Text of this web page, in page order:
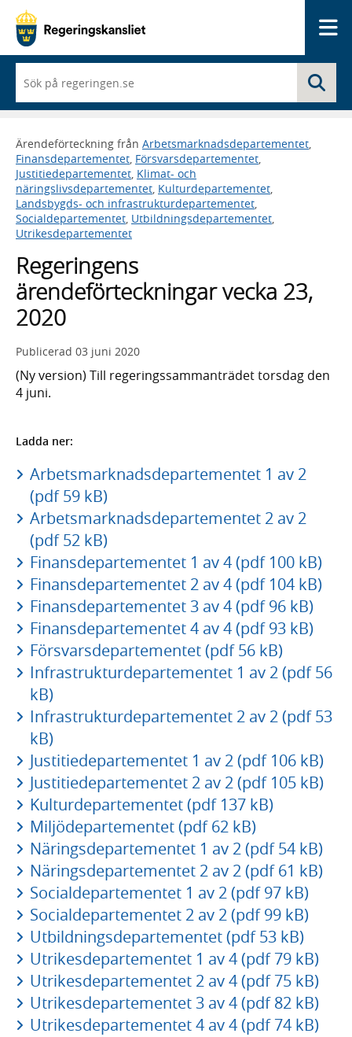
du
börjar
skriva
framträder
en
lista
med
sökförslag
Ärendeförteckning från Arbetsmarknadsdepartementet,
Finansdepartementet, Försvarsdepartementet,
Justitiedepartementet, Klimat- och
näringslivsdepartementet, Kulturdepartementet,
Landsbygds- och infrastrukturdepartementet,
Socialdepartementet, Utbildningsdepartementet,
Utrikesdepartementet
Regeringens
ärendeförteckningar vecka 23,
2020
Publicerad 03 juni 2020
(Ny version) Till regeringssammanträdet torsdag den
4 juni.
Ladda ner:
Arbetsmarknadsdepartementet 1 av 2
(pdf 59 kB)
Arbetsmarknadsdepartementet 2 av 2
(pdf 52 kB)
Finansdepartementet 1 av 4 (pdf 100 kB)
Finansdepartementet 2 av 4 (pdf 104 kB)
Finansdepartementet 3 av 4 (pdf 96 kB)
Finansdepartementet 4 av 4 (pdf 93 kB)
Försvarsdepartementet (pdf 56 kB)
Infrastrukturdepartementet 1 av 2 (pdf 56
kB)
Infrastrukturdepartementet 2 av 2 (pdf 53
kB)
Justitiedepartementet 1 av 2 (pdf 106 kB)
Justitiedepartementet 2 av 2 (pdf 105 kB)
Kulturdepartementet (pdf 137 kB)
Miljödepartementet (pdf 62 kB)
Näringsdepartementet 1 av 2 (pdf 54 kB)
Näringsdepartementet 2 av 2 (pdf 61 kB)
Socialdepartementet 1 av 2 (pdf 97 kB)
Socialdepartementet 2 av 2 (pdf 99 kB)
Utbildningsdepartementet (pdf 53 kB)
Utrikesdepartementet 1 av 4 (pdf 79 kB)
Utrikesdepartementet 2 av 4 (pdf 75 kB)
Utrikesdepartementet 3 av 4 (pdf 82 kB)
Utrikesdepartementet 4 av 4 (pdf 74 kB)